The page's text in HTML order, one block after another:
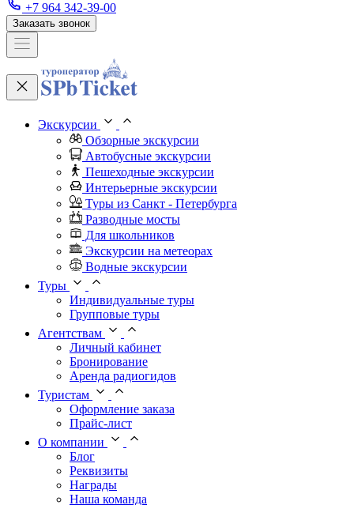
+7 964 342-39-00
Заказать звонок
Экскурсии
Обзорные экскурсии
Автобусные экскурсии
Пешеходные экскурсии
Интерьерные экскурсии
Туры из Санкт - Петербурга
Разводные мосты
Для школьников
Экскурсии на метеорах
Водные экскурсии
Туры
Индивидуальные туры
Групповые туры
Агентствам
Личный кабинет
Бронирование
Аренда радиогидов
Туристам
Оформление заказа
Прайс-лист
О компании
Блог
Реквизиты
Награды
Наша команда